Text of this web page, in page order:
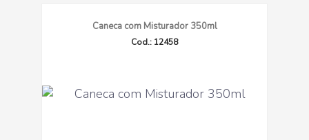
Caneca com Misturador 350ml
Cod.: 12458